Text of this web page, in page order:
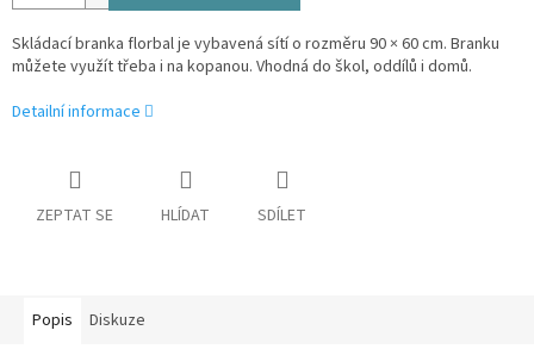
Skládací branka florbal je vybavená sítí o rozměru 90 × 60 cm. Branku
můžete využít třeba i na kopanou. Vhodná do škol, oddílů i domů.
Detailní informace
ZEPTAT SE HLÍDAT SDÍLET
Popis Diskuze